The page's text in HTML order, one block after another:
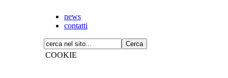
news
contatti
COOKIE